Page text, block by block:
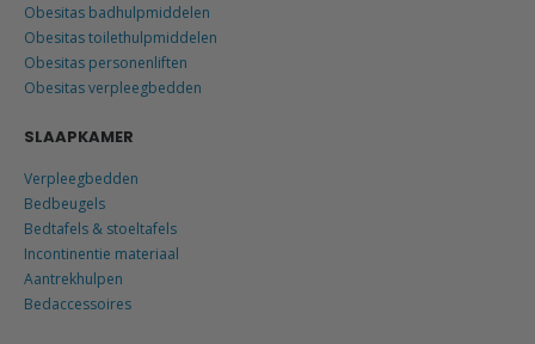
Obesitas badhulpmiddelen
Obesitas toilethulpmiddelen
Obesitas personenliften
Obesitas verpleegbedden
SLAAPKAMER
Verpleegbedden
Bedbeugels
Bedtafels & stoeltafels
Incontinentie materiaal
Aantrekhulpen
Bedaccessoires